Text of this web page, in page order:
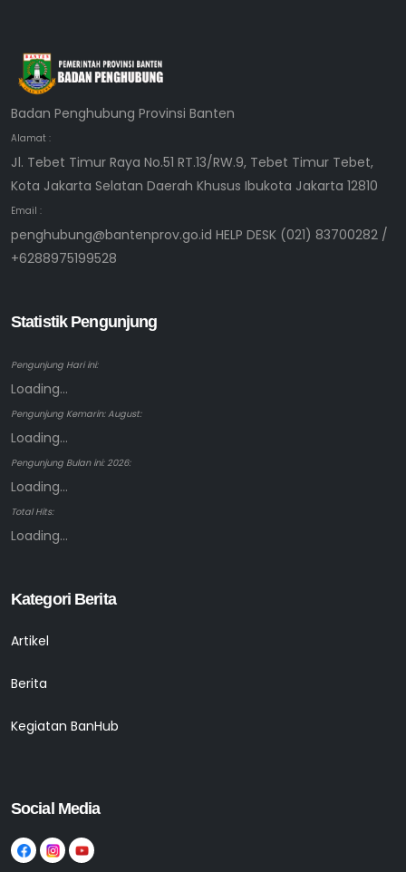
Badan Penghubung Provinsi Banten
Alamat :
Jl. Tebet Timur Raya No.51 RT.13/RW.9, Tebet Timur Tebet,
Kota Jakarta Selatan Daerah Khusus Ibukota Jakarta 12810
Email :
penghubung@bantenprov.go.id HELP DESK (021) 83700282 /
+6288975199528
Statistik Pengunjung
Pengunjung Hari ini:
Loading...
Pengunjung Kemarin: August:
Loading...
Pengunjung Bulan ini: 2026:
Loading...
Total Hits:
Loading...
Kategori Berita
Artikel
Berita
Kegiatan BanHub
Social Media